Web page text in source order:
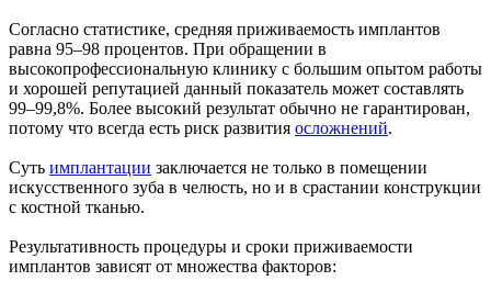
Согласно статистике, средняя приживаемость имплантов
равна 95–98 процентов. При обращении в
высокопрофессиональную клинику с большим опытом работы
и хорошей репутацией данный показатель может составлять
99–99,8%. Более высокий результат обычно не гарантирован,
потому что всегда есть риск развития осложнений.
Суть имплантации заключается не только в помещении
искусственного зуба в челюсть, но и в срастании конструкции
с костной тканью.
Результативность процедуры и сроки приживаемости
имплантов зависят от множества факторов: